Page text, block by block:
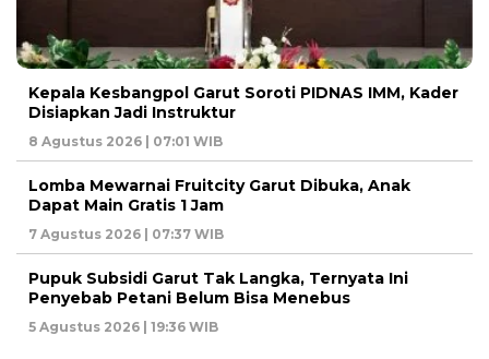
Kepala Kesbangpol Garut Soroti PIDNAS IMM, Kader
Disiapkan Jadi Instruktur
8 Agustus 2026 | 07:01 WIB
Lomba Mewarnai Fruitcity Garut Dibuka, Anak
Dapat Main Gratis 1 Jam
7 Agustus 2026 | 07:37 WIB
Pupuk Subsidi Garut Tak Langka, Ternyata Ini
Penyebab Petani Belum Bisa Menebus
5 Agustus 2026 | 19:36 WIB